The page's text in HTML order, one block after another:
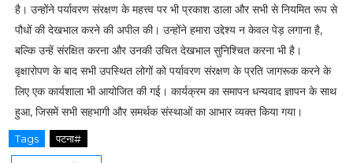
है। उन्होंने पर्यावरण संरक्षण के महत्त्व पर भी प्रकाश डाला और सभी से नियमित रूप से
पौधों की देखभाल करने की अपील की। उन्होंने हमारा उद्देश्य न केवल पेड़ लगाना है,
बल्कि उन्हें संरक्षित करना और उनकी उचित देखभाल सुनिश्चित करना भी है।
वृक्षारोपण के बाद सभी उपस्थित लोगों को पर्यावरण संरक्षण के प्रति जागरूक करने के
लिए एक कार्यशाला भी आयोजित की गई। कार्यक्रम का समापन धन्यवाद ज्ञापन के साथ
हुआ, जिसमें सभी सहभागी और समर्थक संस्थाओं का आभार व्यक्त किया गया।
Tags पटना#